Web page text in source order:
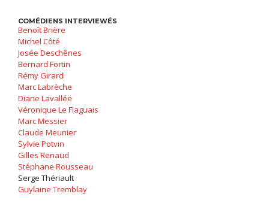
COMÉDIENS INTERVIEWÉS
Benoît Brière
Michel Côté
Josée Deschênes
Bernard Fortin
Rémy Girard
Marc Labrèche
Diane Lavallée
Véronique Le Flaguais
Marc Messier
Claude Meunier
Sylvie Potvin
Gilles Renaud
Stéphane Rousseau
Serge Thériault
Guylaine Tremblay